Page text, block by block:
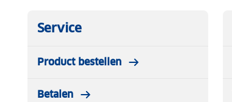
Service
Product bestellen
Betalen